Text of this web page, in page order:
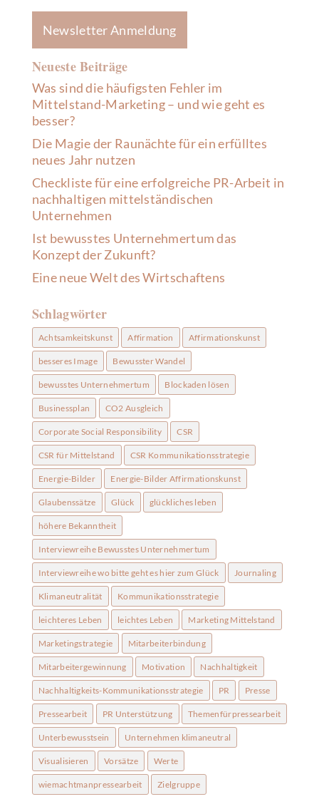
Newsletter Anmeldung
Neueste Beiträge
Was sind die häufigsten Fehler im
Mittelstand-Marketing – und wie geht es
besser?
Die Magie der Raunächte für ein erfülltes
neues Jahr nutzen
Checkliste für eine erfolgreiche PR-Arbeit in
nachhaltigen mittelständischen
Unternehmen
Ist bewusstes Unternehmertum das
Konzept der Zukunft?
Eine neue Welt des Wirtschaftens
Schlagwörter
Achtsamkeitskunst Affirmation Affirmationskunst
besseres Image Bewusster Wandel
bewusstes Unternehmertum Blockaden lösen
Businessplan CO2 Ausgleich
Corporate Social Responsibility CSR
CSR für Mittelstand CSR Kommunikationsstrategie
Energie-Bilder Energie-Bilder Affirmationskunst
Glaubenssätze Glück glückliches leben
höhere Bekanntheit
Interviewreihe Bewusstes Unternehmertum
Interviewreihe wo bitte geht es hier zum Glück Journaling
Klimaneutralität Kommunikationsstrategie
leichteres Leben leichtes Leben Marketing Mittelstand
Marketingstrategie Mitarbeiterbindung
Mitarbeitergewinnung Motivation Nachhaltigkeit
Nachhaltigkeits-Kommunikationsstrategie PR Presse
Pressearbeit PR Unterstützung Themenfürpressearbeit
Unterbewusstsein Unternehmen klimaneutral
Visualisieren Vorsätze Werte
wiemachtmanpressearbeit Zielgruppe